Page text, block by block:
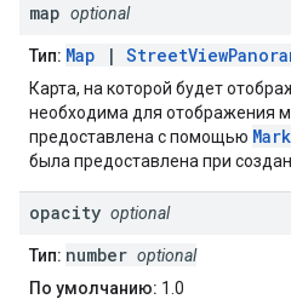
map optional
Тип: Map |
Карта, на которой будет
необходима для отображения
предоставлена ​​с помощью
была предоставлена ​​при
opacity optional
Тип: number optional
По умолчанию: 1.0